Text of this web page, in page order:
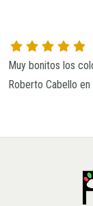
Roberto Cabello